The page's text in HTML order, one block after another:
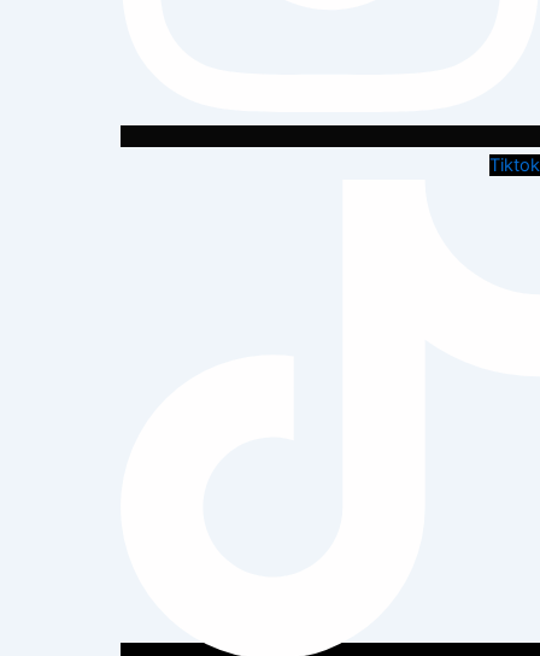
Tiktok